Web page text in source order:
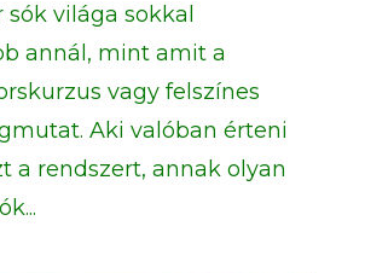
sók világa sokkal
annál, mint amit a
vagy felszínes
Aki valóban érteni
a rendszert, annak olyan